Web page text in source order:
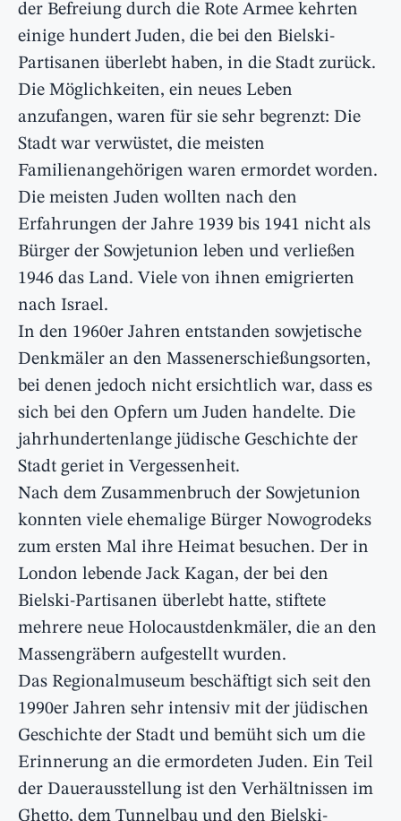
der Befreiung durch die Rote Armee kehrten
einige hundert Juden, die bei den Bielski-
Partisanen überlebt haben, in die Stadt zurück.
Die Möglichkeiten, ein neues Leben
anzufangen, waren für sie sehr begrenzt: Die
Stadt war verwüstet, die meisten
Familienangehörigen waren ermordet worden.
Die meisten Juden wollten nach den
Erfahrungen der Jahre 1939 bis 1941 nicht als
Bürger der Sowjetunion leben und verließen
1946 das Land. Viele von ihnen emigrierten
nach Israel.
In den 1960er Jahren entstanden sowjetische
Denkmäler an den Massenerschießungsorten,
bei denen jedoch nicht ersichtlich war, dass es
sich bei den Opfern um Juden handelte. Die
jahrhundertenlange jüdische Geschichte der
Stadt geriet in Vergessenheit.
Nach dem Zusammenbruch der Sowjetunion
konnten viele ehemalige Bürger Nowogrodeks
zum ersten Mal ihre Heimat besuchen. Der in
London lebende Jack Kagan, der bei den
Bielski-Partisanen überlebt hatte, stiftete
mehrere neue Holocaustdenkmäler, die an den
Massengräbern aufgestellt wurden.
Das Regionalmuseum beschäftigt sich seit den
1990er Jahren sehr intensiv mit der jüdischen
Geschichte der Stadt und bemüht sich um die
Erinnerung an die ermordeten Juden. Ein Teil
der Dauerausstellung ist den Verhältnissen im
Ghetto, dem Tunnelbau und den Bielski-